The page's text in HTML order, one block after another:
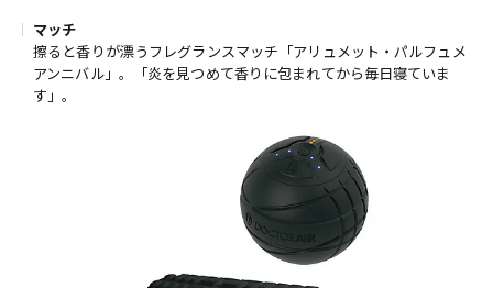
マッチ
擦ると香りが漂うフレグランスマッチ「アリュメット・パルフュメ
アンニバル」。「炎を見つめて香りに包まれてから毎日寝ていま
す」。